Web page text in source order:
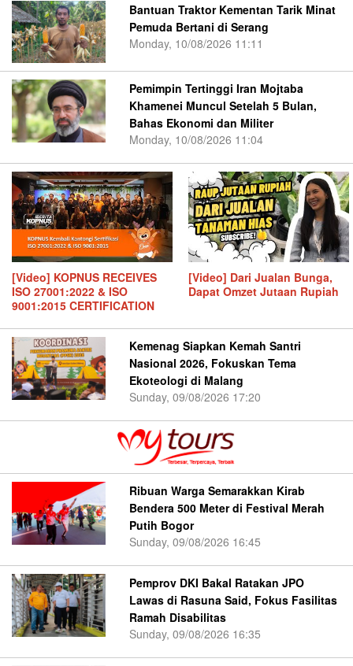
Bantuan Traktor Kementan Tarik Minat
Pemuda Bertani di Serang
Monday, 10/08/2026 11:11
Pemimpin Tertinggi Iran Mojtaba
Khamenei Muncul Setelah 5 Bulan,
Bahas Ekonomi dan Militer
Monday, 10/08/2026 11:04
[Video] KOPNUS RECEIVES
ISO 27001:2022 & ISO
9001:2015 CERTIFICATION
[Video] Dari Jualan Bunga,
Dapat Omzet Jutaan Rupiah
Kemenag Siapkan Kemah Santri
Nasional 2026, Fokuskan Tema
Ekoteologi di Malang
Sunday, 09/08/2026 17:20
Ribuan Warga Semarakkan Kirab
Bendera 500 Meter di Festival Merah
Putih Bogor
Sunday, 09/08/2026 16:45
Pemprov DKI Bakal Ratakan JPO
Lawas di Rasuna Said, Fokus Fasilitas
Ramah Disabilitas
Sunday, 09/08/2026 16:35